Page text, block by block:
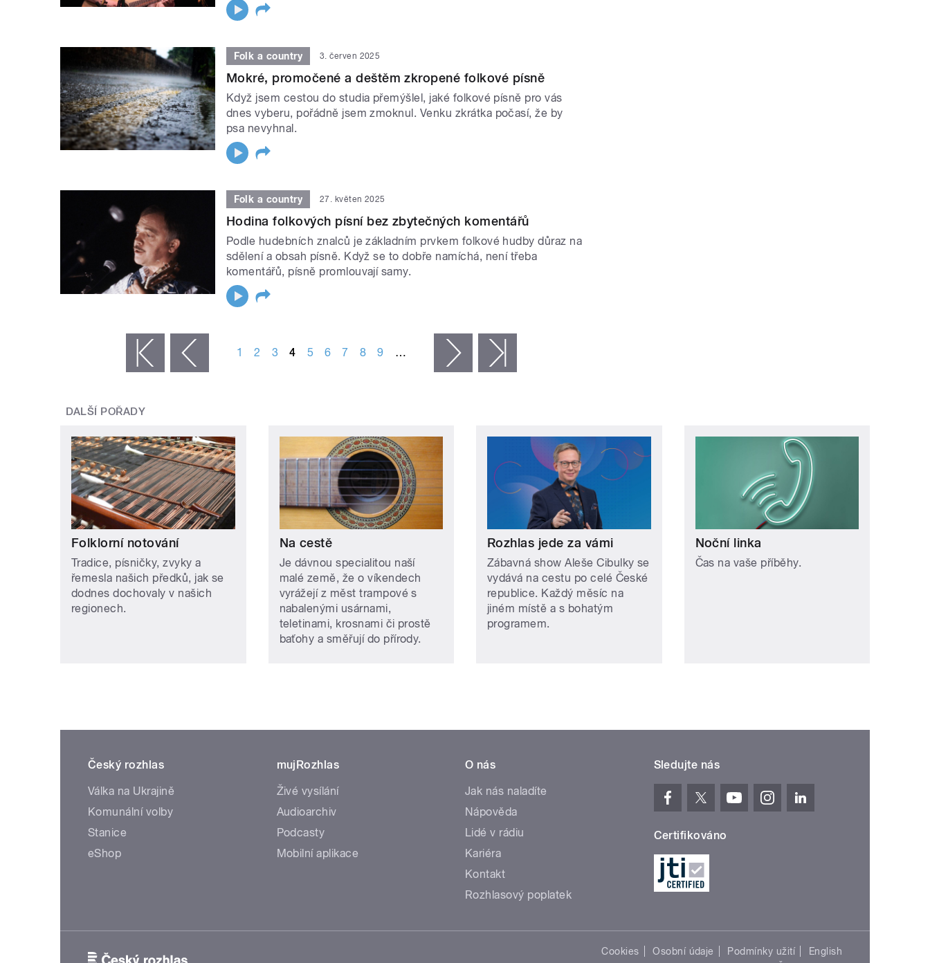
Folk a country 3. červen 2025
Mokré, promočené a deštěm zkropené folkové písně
Když jsem cestou do studia přemýšlel, jaké folkové písně pro vás
dnes vyberu, pořádně jsem zmoknul. Venku zkrátka počasí, že by
psa nevyhnal.
Folk a country 27. květen 2025
Hodina folkových písní bez zbytečných komentářů
Podle hudebních znalců je základním prvkem folkové hudby důraz na
sdělení a obsah písně. Když se to dobře namíchá, není třeba
komentářů, písně promlouvají samy.
‹ předchozí 1 2 3 4 5 6 7 8 9 … následující ›
DALŠÍ POŘADY
Folklorní notování
Tradice, písničky, zvyky a
řemesla našich předků, jak se
dodnes dochovaly v našich
regionech.
Na cestě
Je dávnou specialitou naší
malé země, že o víkendech
vyrážejí z měst trampové s
nabalenými usárnami,
teletinami, krosnami či prostě
baťohy a směřují do přírody.
Rozhlas jede za vámi
Zábavná show Aleše Cibulky se
vydává na cestu po celé České
republice. Každý měsíc na
jiném místě a s bohatým
programem.
Noční linka
Čas na vaše příběhy.
Český rozhlas
Válka na Ukrajině
Komunální volby
Stanice
eShop
mujRozhlas
Živé vysílání
Audioarchiv
Podcasty
Mobilní aplikace
O nás
Jak nás naladíte
Nápověda
Lidé v rádiu
Kariéra
Kontakt
Rozhlasový poplatek
Sledujte nás
Certifikováno
Cookies Osobní údaje Podmínky užití
English